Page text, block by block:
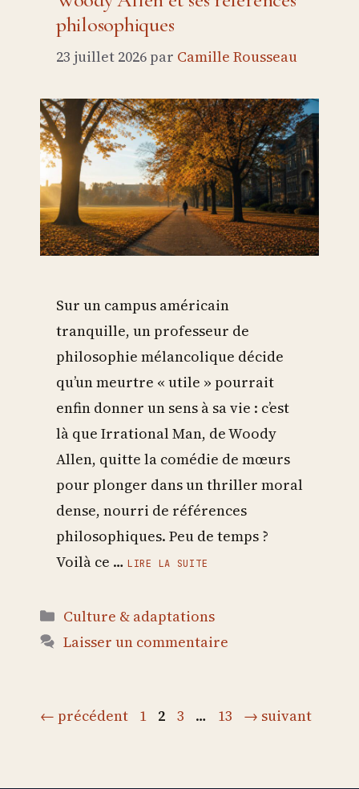
philosophiques
23 juillet 2026 par Camille Rousseau
Sur un campus américain
tranquille, un professeur de
philosophie mélancolique décide
qu’un meurtre « utile » pourrait
enfin donner un sens à sa vie : c’est
là que Irrational Man, de Woody
Allen, quitte la comédie de mœurs
pour plonger dans un thriller moral
dense, nourri de références
philosophiques. Peu de temps ?
Voilà ce … LIRE LA SUITE
Catégories
Culture & adaptations
Laisser un commentaire
← précédent Page
1 Page
2 Page
3 … Page
13 → suivant